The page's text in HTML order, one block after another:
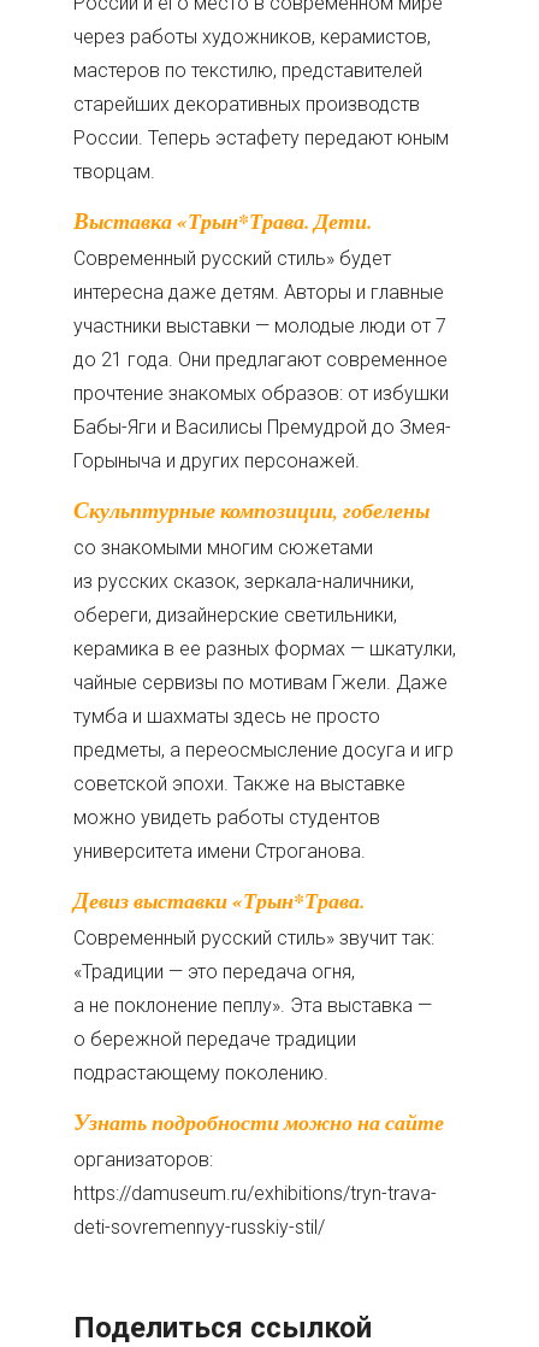
через работы художников, керамистов,
мастеров по текстилю, представителей
старейших декоративных производств
России. Теперь эстафету передают юным
творцам.
Выставка «Трын*Трава. Дети.
Современный русский стиль» будет
интересна даже детям. Авторы и главные
участники выставки — молодые люди от 7
до 21 года. Они предлагают современное
прочтение знакомых образов: от избушки
Бабы-Яги и Василисы Премудрой до Змея-
Горыныча и других персонажей.
Скульптурные композиции, гобелены
со знакомыми многим сюжетами
из русских сказок, зеркала-наличники,
обереги, дизайнерские светильники,
керамика в ее разных формах — шкатулки,
чайные сервизы по мотивам Гжели. Даже
тумба и шахматы здесь не просто
предметы, а переосмысление досуга и игр
советской эпохи. Также на выставке
можно увидеть работы студентов
университета имени Строганова.
Девиз выставки «Трын*Трава.
Современный русский стиль» звучит так:
«Традиции — это передача огня,
а не поклонение пеплу». Эта выставка —
о бережной передаче традиции
подрастающему поколению.
Узнать подробности можно на сайте
организаторов:
https://damuseum.ru/exhibitions/tryn-trava-
deti-sovremennyy-russkiy-stil/
Поделиться ссылкой